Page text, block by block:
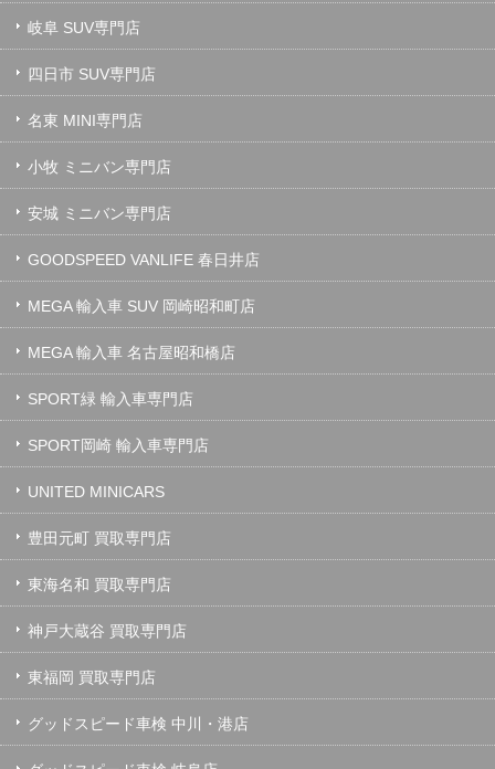
岐阜 SUV専門店
四日市 SUV専門店
名東 MINI専門店
小牧 ミニバン専門店
安城 ミニバン専門店
GOODSPEED VANLIFE 春日井店
MEGA 輸入車 SUV 岡崎昭和町店
MEGA 輸入車 名古屋昭和橋店
SPORT緑 輸入車専門店
SPORT岡崎 輸入車専門店
UNITED MINICARS
豊田元町 買取専門店
東海名和 買取専門店
神戸大蔵谷 買取専門店
東福岡 買取専門店
グッドスピード車検 中川・港店